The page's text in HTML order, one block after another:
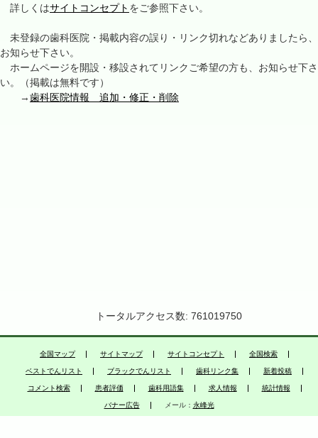
詳しくはサイトコンセプト をご参照下さい。
未登録の歯科医院・掲載内容の誤り・リンク切れなどありましたら、
お知らせ下さい。
ホームページを開設・移設されてリンクご希望の方も、お知らせ下さ
い。（掲載は無料です）
→歯科医院情報 追加・修正・削除
トータルアクセス数: 761019750
全国マップ サイトマップ サイトコンセプト 全国検索
ベストでんリスト ブラックでんリスト 歯科リンク集 新着投稿
コメント検索 患者評価 歯科用語集 求人情報 統計情報
バナー広告 メール： 永峰光